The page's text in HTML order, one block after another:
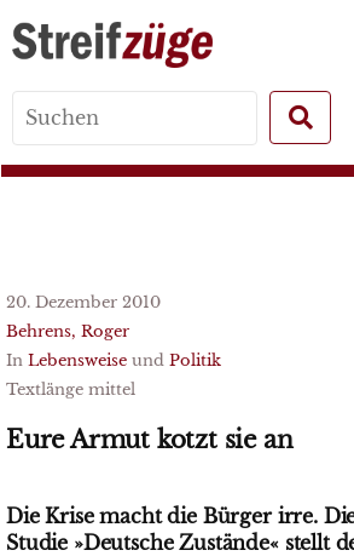
for:
20. Dezember 2010
Behrens, Roger
In Lebensweise und Politik
Textlänge mittel
Eure Armut kotzt sie an
Die Krise macht die Bürger irre.
Studie »Deutsche Zustände« stellt